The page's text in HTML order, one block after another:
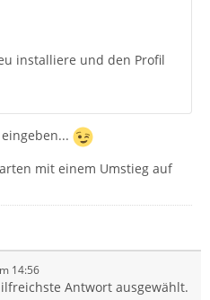
installiere und den Profil
mit einem Umstieg auf
14:56
Antwort ausgewählt.